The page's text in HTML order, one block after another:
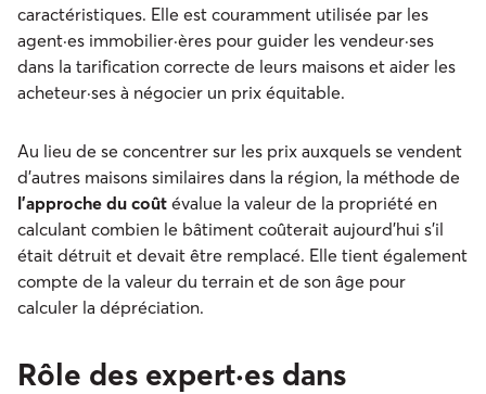
caractéristiques. Elle est couramment utilisée par les
agent·es immobilier·ères pour guider les vendeur·ses
dans la tarification correcte de leurs maisons et aider les
acheteur·ses à négocier un prix équitable.
Au lieu de se concentrer sur les prix auxquels se vendent
d'autres maisons similaires dans la région, la méthode de
l'approche du coût évalue la valeur de la propriété en
calculant combien le bâtiment coûterait aujourd'hui s'il
était détruit et devait être remplacé. Elle tient également
compte de la valeur du terrain et de son âge pour
calculer la dépréciation.
Rôle des expert·es dans